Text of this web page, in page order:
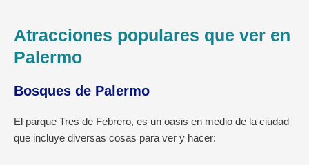
Atracciones populares que ver en
Palermo
Bosques de Palermo
El parque Tres de Febrero, es un oasis en medio de la ciudad
que incluye diversas cosas para ver y hacer: